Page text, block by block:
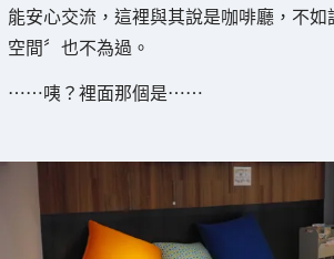
能安心交流，這裡與其說是咖啡廳，不
空間〞也不為過。
……咦？裡面那個是……